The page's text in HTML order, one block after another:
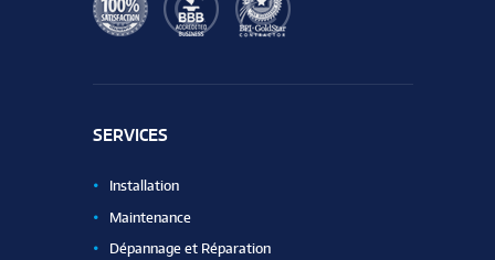
SERVICES
Installation
Maintenance
Dépannage et Réparation